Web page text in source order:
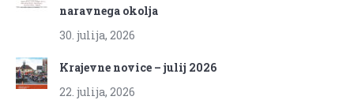
naravnega okolja
30. julija, 2026
Krajevne novice – julij 2026
22. julija, 2026